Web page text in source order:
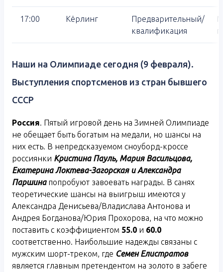
17:00 Кёрлинг
Предварительный/
квалификация
Наши на Олимпиаде сегодня (9 февраля).
Выступления спортсменов из стран бывшего
СССР
Россия. Пятый игровой день на Зимней Олимпиаде
не обещает быть богатым на медали, но шансы на
них есть. В непредсказуемом сноуборд-кроссе
россиянки Кристина Пауль, Мария Васильцова,
Екатерина Локтева-Загорская и Александра
Паршина попробуют завоевать награды. В санях
теоретические шансы на выигрыш имеются у
Александра Денисьева/Владислава Антонова и
Андрея Богданова/Юрия Прохорова, на что можно
поставить с коэффициентом 55.0 и 60.0
соответственно. Наибольшие надежды связаны с
мужским шорт-треком, где Семен Елистратов
является главным претендентом на золото в забеге